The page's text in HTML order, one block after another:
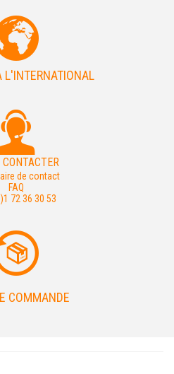
L'INTERNATIONAL
CONTACTER
de contact
FAQ
72 36 30 53
COMMANDE